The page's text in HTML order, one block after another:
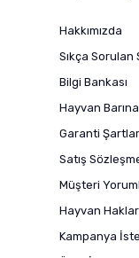
Hakkımızda
Sıkça Sorulan
Bilgi Bankası
Hayvan
Garanti
Satış
Müşteri
Hayvan
Kampanya